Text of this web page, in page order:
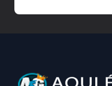
da Playground: